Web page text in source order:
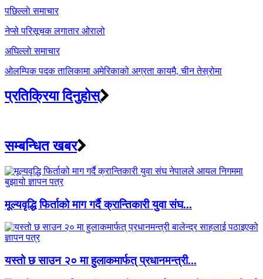
Post
navigation
पछिल्लाे समाचार
नेप्से परिसूचक लगातार ओरालो
अघिल्लाे समाचार
ओलम्पिक पदक तालिकामा अमेरिकाको अग्रता कायमै, चीन तेस्रोमा
प्रतिक्रिया दिनुहोस्
सम्बन्धित खबर
मूल्यवृद्धि फिर्ताको माग गर्दै क्रान्तिकारी युवा संघ...
यस्तो छ साउन २० मा हुलाकमार्फत् प्रधानमन्त्री...